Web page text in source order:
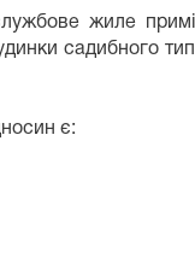
жиле
садибного
є: